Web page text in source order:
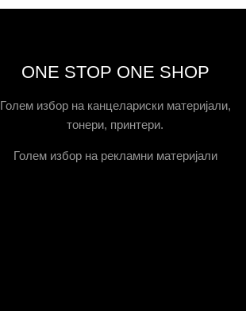
ONE STOP ONE SHOP
Голем избор на канцелариски материјали,
тонери, принтери.
Голем избор на рекламни материјали